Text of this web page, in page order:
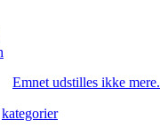
Emnet udstilles ikke mere.
kategorier